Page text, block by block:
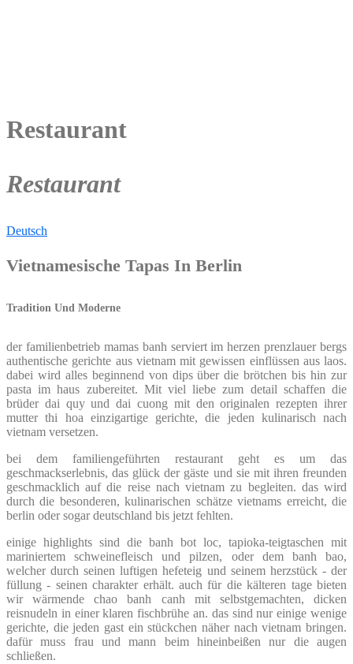
Restaurant
Restaurant
Deutsch
Vietnamesische Tapas In Berlin
Tradition Und Moderne
der familienbetrieb mamas banh serviert im herzen prenzlauer bergs
authentische gerichte aus vietnam mit gewissen einflüssen aus laos.
dabei wird alles beginnend von dips über die brötchen bis hin zur
pasta im haus zubereitet. Mit viel liebe zum detail schaffen die
brüder dai quy und dai cuong mit den originalen rezepten ihrer
mutter thi hoa einzigartige gerichte, die jeden kulinarisch nach
vietnam versetzen.
bei dem familiengeführten restaurant geht es um das
geschmackserlebnis, das glück der gäste und sie mit ihren freunden
geschmacklich auf die reise nach vietnam zu begleiten. das wird
durch die besonderen, kulinarischen schätze vietnams erreicht, die
berlin oder sogar deutschland bis jetzt fehlten.
einige highlights sind die banh bot loc, tapioka-teigtaschen mit
mariniertem schweinefleisch und pilzen, oder dem banh bao,
welcher durch seinen luftigen hefeteig und seinem herzstück ‑ der
füllung ‑ seinen charakter erhält. auch für die kälteren tage bieten
wir wärmende chao banh canh mit selbstgemachten, dicken
reisnudeln in einer klaren fischbrühe an. das sind nur einige wenige
gerichte, die jeden gast ein stückchen näher nach vietnam bringen.
dafür muss frau und mann beim hineinbeißen nur die augen
schließen.